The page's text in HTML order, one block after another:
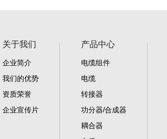
关于我们
企业简介
我们的优势
资质荣誉
企业宣传片
产品中心
电缆组件
电缆
转接器
功分器/合成器
耦合器